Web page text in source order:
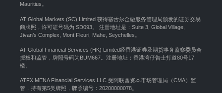
Mauritius。
AT Global Markets (SC) Limited 获得塞舌尔金融服务管理局颁发的证券交易
商牌照，许可证号码为 SD093。 注册地址是：Suite 3, Global Village,
Jivan’s Complex, Mont Fleuri, Mahe, Seychelles。
AT Global Financial Services (HK) Limited经香港证券及期货事务监察委员会
授权和监管，牌照号码为BUM667。注册地址：香港湾仔告士打道80号17
楼。
ATFX MENA Financial Services LLC 受阿联酋资本市场管理局（CMA）监
管，持有第5类牌照，牌照编号：20200000078。